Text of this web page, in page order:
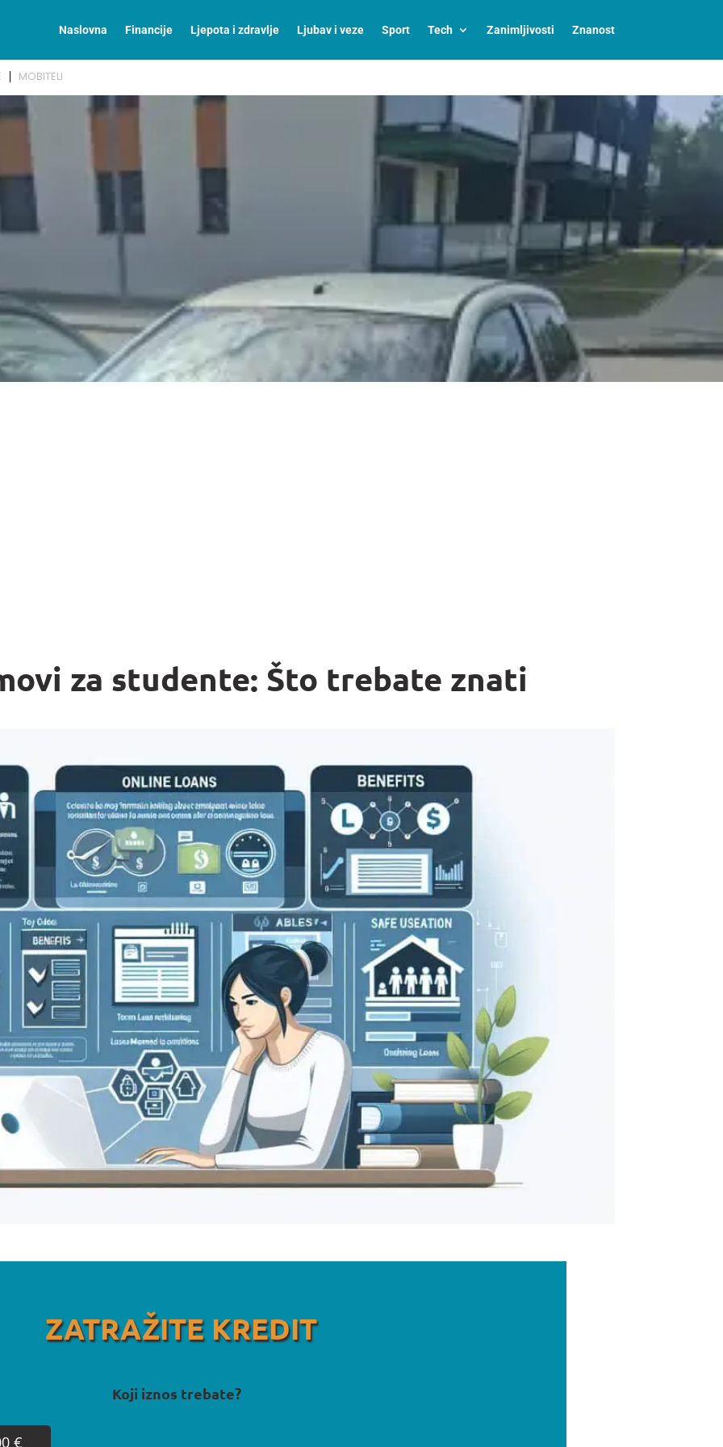
Naslovna Financije Ljepota i zdravlje Ljubav i veze Sport Tech Zanimljivosti Znanost
za studente: Što trebate znati
ZATRAŽITE KREDIT
Koji iznos trebate?
€